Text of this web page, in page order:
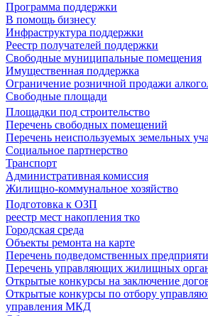
Программа поддержки
В помощь бизнесу
Инфраструктура поддержки
Реестр получателей поддержки
Свободные муниципальные помещения
Имущественная поддержка
Ограничение розничной продажи
Свободные площади
Площадки под строительство
Перечень свободных помещений
Перечень неиспользуемых земельных
Социальное партнерство
Транспорт
Административная комиссия
Жилищно-коммунальное хозяйство
Подготовка к ОЗП
реестр мест накопления тко
Городская среда
Объекты ремонта на карте
Перечень подведомственных
Перечень управляющих жилищных
Открытые конкурсы на заключение
Открытые конкурсы по отбору
управления МКД